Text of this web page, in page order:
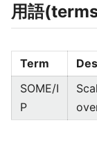
用語
Term
SOME/I
P